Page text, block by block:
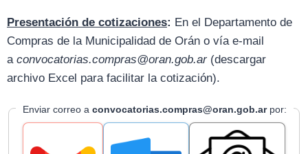
Presentación de cotizaciones: En el Departamento de
Compras de la Municipalidad de Orán o vía e-mail
a convocatorias.compras@oran.gob.ar(descargar
archivo Excel para facilitar la cotización).
Enviar correo a convocatorias.compras@oran.gob.arpor: